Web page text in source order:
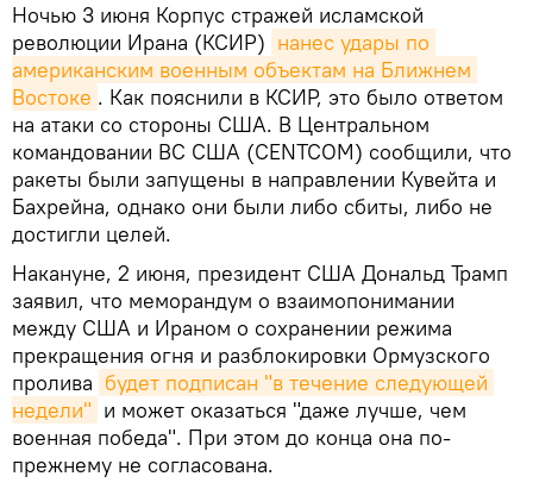
Ночью 3 июня Корпус стражей исламской
революции Ирана (КСИР) нанес удары по
американским военным объектам на Ближнем
Востоке . Как пояснили в КСИР, это было ответом
на атаки со стороны США. В Центральном
командовании ВС США (CENTCOM) сообщили, что
ракеты были запущены в направлении Кувейта и
Бахрейна, однако они были либо сбиты, либо не
достигли целей.
Накануне, 2 июня, президент США Дональд Трамп
заявил, что меморандум о взаимопонимании
между США и Ираном о сохранении режима
прекращения огня и разблокировки Ормузского
пролива будет подписан "в течение следующей
недели" и может оказаться "даже лучше, чем
военная победа". При этом до конца она по-
прежнему не согласована.